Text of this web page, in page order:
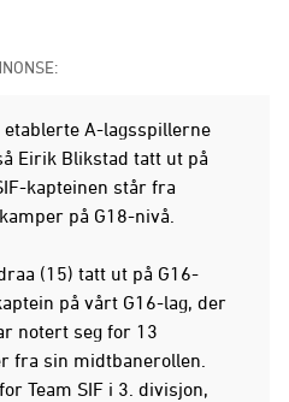
etablerte A-lagsspillerne
Eirik Blikstad tatt ut på
kapteinen står fra
på G18-nivå.
(15) tatt ut på G16-
på vårt G16-lag, der
notert seg for 13
fra sin midtbanerollen.
Team SIF i 3. divisjon,